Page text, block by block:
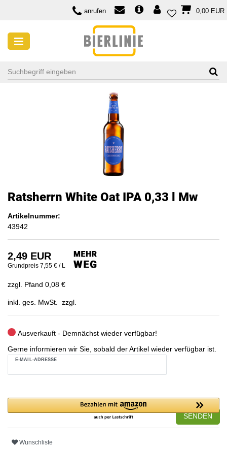
anrufen 0,00 EUR
Ratsherrn White Oat IPA 0,33 l Mw
Artikelnummer:
43942
2,49 EUR
Grundpreis 7,55 € / L
zzgl. Pfand 0,08 €
inkl. ges. MwSt. zzgl.
Ausverkauft - Demnächst wieder verfügbar!
Gerne informieren wir Sie, sobald der Artikel wieder verfügbar ist.
E-MAIL-ADRESSE
SENDEN
Wunschliste